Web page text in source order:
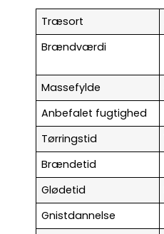
Træsort
Brændværdi
Massefylde
Anbefalet fugtighed
Tørringstid
Brændetid
Glødetid
Gnistdannelse